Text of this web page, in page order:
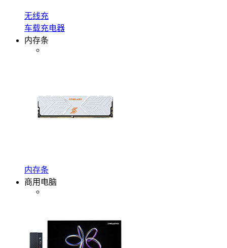
无线充
车载充电器
内存条
内存条
商用电脑